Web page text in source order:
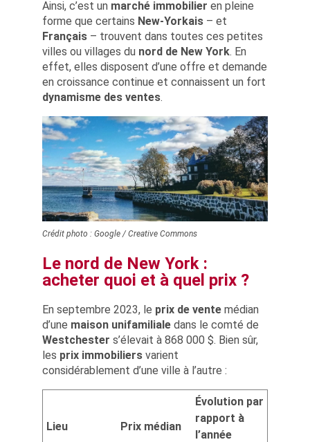
Ainsi, c’est un marché immobilier en pleine
forme que certains New-Yorkais – et
Français – trouvent dans toutes ces petites
villes ou villages du nord de New York. En
effet, elles disposent d’une offre et demande
en croissance continue et connaissent un fort
dynamisme des ventes.
Crédit photo : Google / Creative Commons
Le nord de New York :
acheter quoi et à quel prix ?
En septembre 2023, le prix de vente médian
d’une maison unifamiliale dans le comté de
Westchester s’élevait à 868 000 $. Bien sûr,
les prix immobiliers varient
considérablement d’une ville à l’autre :
Lieu Prix médian
Évolution par
rapport à
l’année